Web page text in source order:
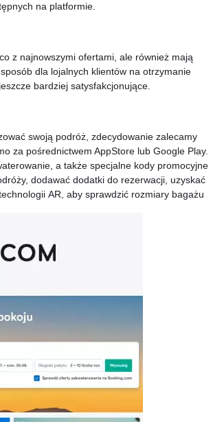
na platformie.
z najnowszymi ofertami, ale również mają
dla lojalnych klientów na otrzymanie
bardziej satysfakcjonujące.
swoją podróż, zdecydowanie zalecamy
za pośrednictwem AppStore lub Google Play.
a także specjalne kody promocyjne
dodawać dodatki do rezerwacji, uzyskać
AR, aby sprawdzić rozmiary bagażu